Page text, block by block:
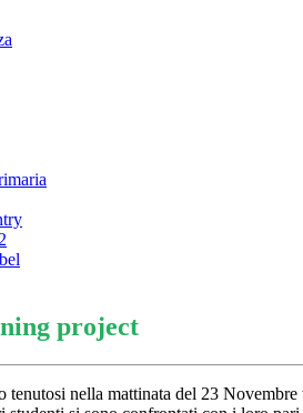
project
tenutosi nella mattinata del 23